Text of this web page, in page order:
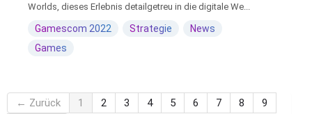
Worlds, dieses Erlebnis detailgetreu in die digitale We...
Gamescom 2022 Strategie
News
Games
← Zurück 1 2 3 4 5 6 7 8
9